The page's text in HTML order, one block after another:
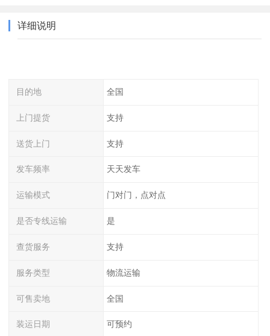
详细说明
目的地 全国
上门提货 支持
送货上门 支持
发车频率 天天发车
运输模式 门对门，点对点
是否专线运输 是
查货服务 支持
服务类型 物流运输
可售卖地 全国
装运日期 可预约